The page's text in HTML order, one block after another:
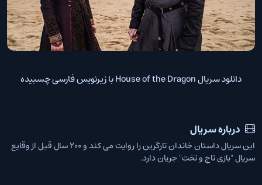
دانلود سریال House of the Dragon با زیرنویس فارسی چسبیده
درباره سریال
این سریال داستان خاندان تارگرین را روایت می کند و ۲۰۰ سال قبل از وقایع
سریال "بازی تاج و تخت" جریان دارد.